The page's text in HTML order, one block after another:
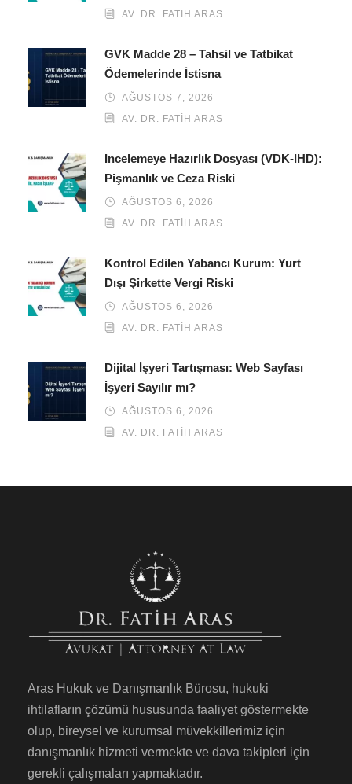
AV. DR. FATIH ARAS
GVK Madde 28 – Tahsil ve Tatbikat
Ödemelerinde İstisna
AĞUSTOS 7, 2026
AV. DR. FATIH ARAS
İncelemeye Hazırlık Dosyası (VDK-İHD):
Pişmanlık ve Ceza Riski
AĞUSTOS 6, 2026
AV. DR. FATIH ARAS
Kontrol Edilen Yabancı Kurum: Yurt
Dışı Şirkette Vergi Riski
AĞUSTOS 6, 2026
AV. DR. FATIH ARAS
Dijital İşyeri Tartışması: Web Sayfası
İşyeri Sayılır mı?
AĞUSTOS 6, 2026
AV. DR. FATIH ARAS
Aras Hukuk ve Danışmanlık Bürosu, hukuki
ihtilafların çözümü hususunda faaliyet göstermekte
olup, bireysel ve kurumsal müvekkillerimiz için
danışmanlık hizmeti vermekte ve dava takipleri için
gerekli çalışmaları yapmaktadır.